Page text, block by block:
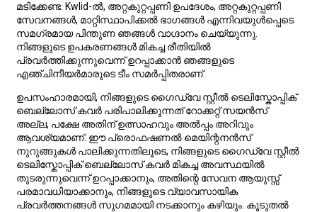
മടിക്കേണ്ട. Kwlid-ൽ, അറ്റകുറ്റപ്പണി ഉപദേശം, അറ്റകുറ്റപ്പണി
സേവനങ്ങൾ, മാറ്റിസ്ഥാപിക്കൽ ഭാഗങ്ങൾ എന്നിവയുൾപ്പെടെ
സമഗ്രമായ പിന്തുണ ഞങ്ങൾ വാഗ്ദാനം ചെയ്യുന്നു.
നിങ്ങളുടെ ഉപകരണങ്ങൾ മികച്ച രീതിയിൽ
പ്രവർത്തിക്കുന്നുവെന്ന് ഉറപ്പാക്കാൻ ഞങ്ങളുടെ
എഞ്ചിനീയർമാരുടെ ടീം സമർപ്പിതരാണ്.
ഉപസംഹാരമായി, നിങ്ങളുടെ ഗൈഡ്‌വേ സ്റ്റീൽ ടെലിസ്കോപ്പിക്
ബെല്ലോസ് കവർ പരിപാലിക്കുന്നത് റോക്കറ്റ് സയൻസ്
അല്ല, പക്ഷേ അതിന് ഉത്സാഹവും അൽപ്പം അറിവും
ആവശ്യമാണ്. ഈ പ്രൊഫഷണൽ മെയിന്റനൻസ്
നുറുങ്ങുകൾ പാലിക്കുന്നതിലൂടെ, നിങ്ങളുടെ ഗൈഡ്‌വേ സ്റ്റീൽ
ടെലിസ്കോപ്പിക് ബെല്ലോസ് കവർ മികച്ച അവസ്ഥയിൽ
തുടരുന്നുവെന്ന് ഉറപ്പാക്കാനും, അതിന്റെ സേവന ആയുസ്സ്
പരമാവധിയാക്കാനും, നിങ്ങളുടെ വ്യാവസായിക
പ്രവർത്തനങ്ങൾ സുഗമമായി നടക്കാനും കഴിയും. കൂടുതൽ